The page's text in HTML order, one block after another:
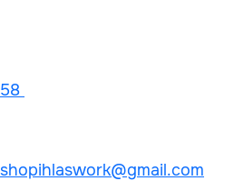
58
shopihlaswork@gmail.com